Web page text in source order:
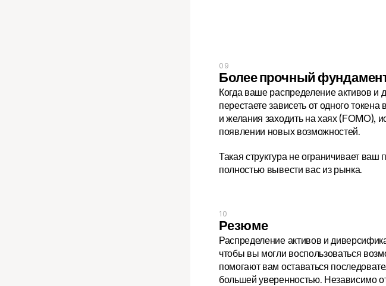
09
Более прочный
Когда ваше распределение активов
перестаете зависеть от одного
и желания заходить на хаях (FOMO),
появлении новых возможностей.
Такая структура не ограничивает
полностью вывести вас из рынка.
10
Резюме
Распределение активов и
чтобы вы могли воспользоваться
помогают вам оставаться
большей уверенностью. Независимо